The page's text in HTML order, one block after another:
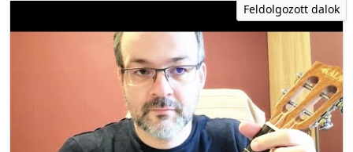
Feldolgozott dalok